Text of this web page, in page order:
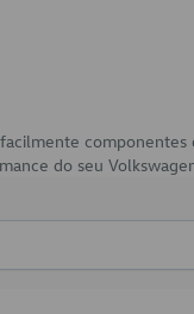
componentes
do seu